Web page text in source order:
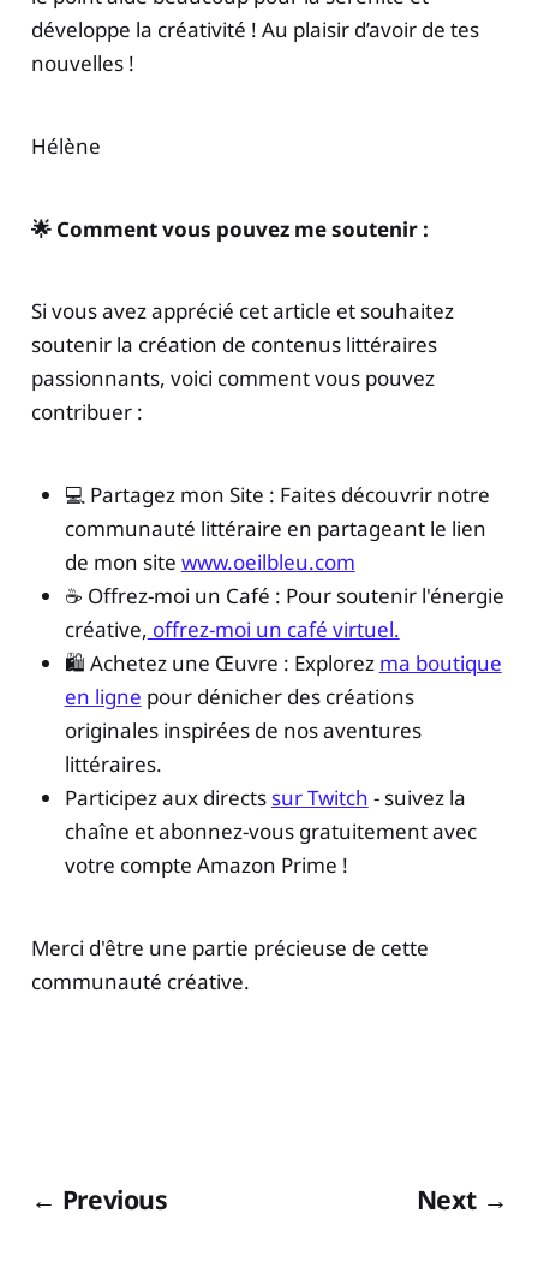
développe la créativité ! Au plaisir d’avoir de tes
nouvelles !
Hélène
🌟 Comment vous pouvez me soutenir :
Si vous avez apprécié cet article et souhaitez
soutenir la création de contenus littéraires
passionnants, voici comment vous pouvez
contribuer :
💻 Partagez mon Site : Faites découvrir notre
communauté littéraire en partageant le lien
de mon site www.oeilbleu.com
☕ Offrez-moi un Café : Pour soutenir l'énergie
créative, offrez-moi un café virtuel.
🛍️ Achetez une Œuvre : Explorez ma boutique
en ligne pour dénicher des créations
originales inspirées de nos aventures
littéraires.
Participez aux directs sur Twitch - suivez la
chaîne et abonnez-vous gratuitement avec
votre compte Amazon Prime !
Merci d'être une partie précieuse de cette
communauté créative.
← Previous Next →